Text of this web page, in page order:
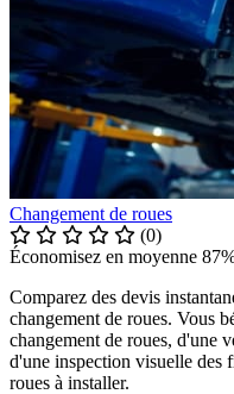
Changement de roues
(0)
Économisez en moyenne
Comparez des devis
changement de roues. Vous
changement de roues, d'une
d'une inspection visuelle des
roues à installer.